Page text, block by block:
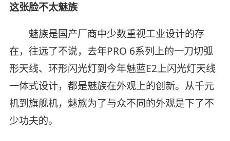
这张脸不太魅族
魅族是国产厂商中少数重视工业设计的存
在，往远了不说，去年PRO 6系列上的一刀切弧
形天线、环形闪光灯到今年魅蓝E2上闪光灯天线
一体式设计，都是魅族在外观上的创新。从千元
机到旗舰机，魅族为了与众不同的外观是下了不
少功夫的。